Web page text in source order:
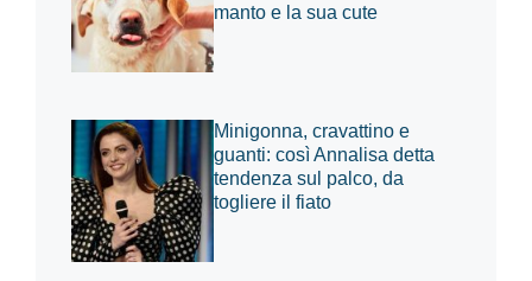
manto e la sua cute
Minigonna, cravattino e
guanti: così Annalisa detta
tendenza sul palco, da
togliere il fiato